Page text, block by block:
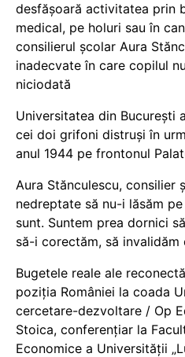
desfășoară activitatea prin
medical, pe holuri sau în
consilierul școlar Aura
inadecvate în care copilul
niciodată
Universitatea din București
cei doi grifoni distruși în
anul 1944 pe frontonul
Aura Stănculescu, consilier
nedreptate să nu-i lăsăm
sunt. Suntem prea dornici
să-i corectăm, să
Bugetele reale ale
poziția României la coada
cercetare-dezvoltare / Op
Stoica, conferențiar la
Economice a Universității